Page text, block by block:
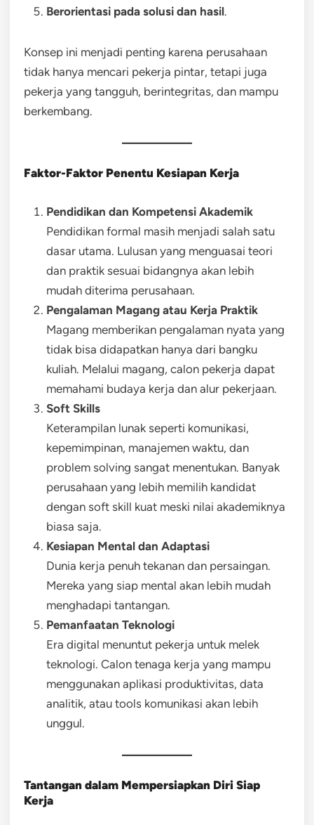
Berorientasi pada solusi dan hasil.
Konsep ini menjadi penting karena perusahaan
tidak hanya mencari pekerja pintar, tetapi juga
pekerja yang tangguh, berintegritas, dan mampu
berkembang.
Faktor-Faktor Penentu Kesiapan Kerja
Pendidikan dan Kompetensi Akademik
Pendidikan formal masih menjadi salah satu
dasar utama. Lulusan yang menguasai teori
dan praktik sesuai bidangnya akan lebih
mudah diterima perusahaan.
Pengalaman Magang atau Kerja Praktik
Magang memberikan pengalaman nyata yang
tidak bisa didapatkan hanya dari bangku
kuliah. Melalui magang, calon pekerja dapat
memahami budaya kerja dan alur pekerjaan.
Soft Skills
Keterampilan lunak seperti komunikasi,
kepemimpinan, manajemen waktu, dan
problem solving sangat menentukan. Banyak
perusahaan yang lebih memilih kandidat
dengan soft skill kuat meski nilai akademiknya
biasa saja.
Kesiapan Mental dan Adaptasi
Dunia kerja penuh tekanan dan persaingan.
Mereka yang siap mental akan lebih mudah
menghadapi tantangan.
Pemanfaatan Teknologi
Era digital menuntut pekerja untuk melek
teknologi. Calon tenaga kerja yang mampu
menggunakan aplikasi produktivitas, data
analitik, atau tools komunikasi akan lebih
unggul.
Tantangan dalam Mempersiapkan Diri Siap
Kerja